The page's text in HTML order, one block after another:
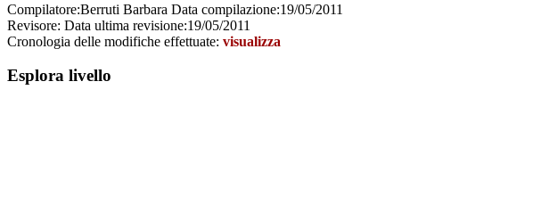
Compilatore:Berruti Barbara Data compilazione:19/05/2011
Revisore: Data ultima revisione:19/05/2011
Cronologia delle modifiche effettuate: visualizza
Esplora livello